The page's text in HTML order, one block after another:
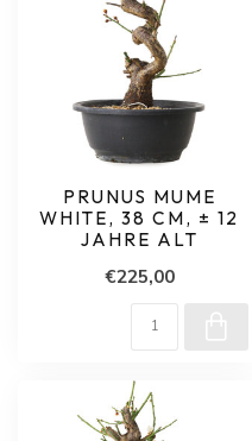
PRUNUS MUME
WHITE, 38 CM, ± 12
JAHRE ALT
€225,00